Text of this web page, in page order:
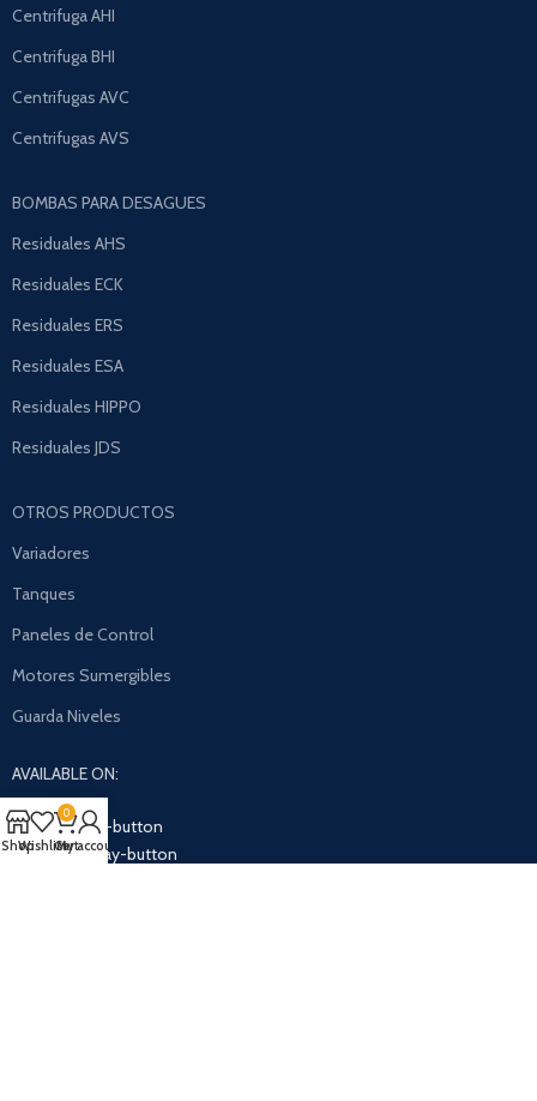
Centrifuga AHI
Centrifuga BHI
Centrifugas AVC
Centrifugas AVS
BOMBAS PARA DESAGUES
Residuales AHS
Residuales ECK
Residuales ERS
Residuales ESA
Residuales HIPPO
Residuales JDS
OTROS PRODUCTOS
Variadores
Tanques
Paneles de Control
Motores Sumergibles
Guarda Niveles
AVAILABLE ON:
ShopWishlist
0
Cart
My account